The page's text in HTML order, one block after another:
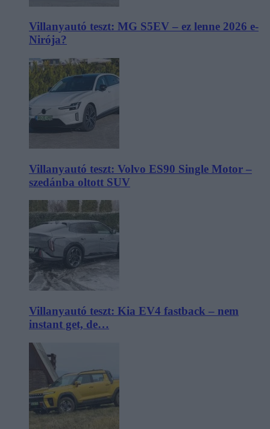
Villanyautó teszt: MG S5EV – ez lenne 2026 e-
Nirója?
Villanyautó teszt: Volvo ES90 Single Motor –
szedánba oltott SUV
Villanyautó teszt: Kia EV4 fastback – nem
instant get, de…